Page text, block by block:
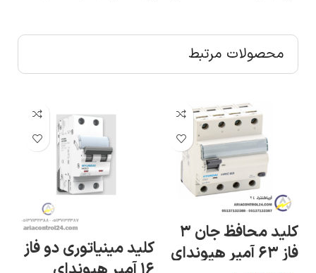
محصولات مرتبط
کلید محافظ جان ۳
فاز ۶۳ آمپر هیوندای
کلید مینیاتوری دو فاز